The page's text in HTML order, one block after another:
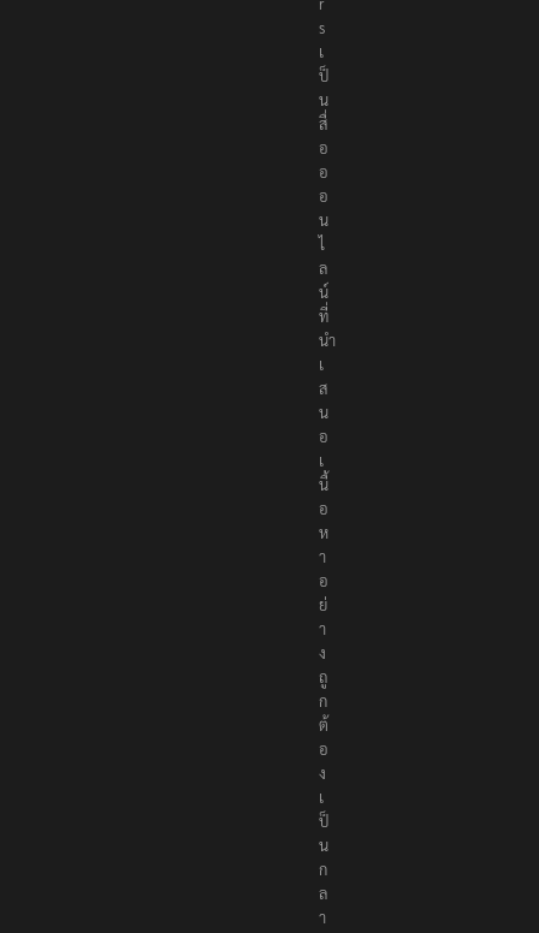
t
e
r
s
เ
ป็
น
สื่
อ
อ
อ
น
ไ
ล
น์
ที่
นำ
เ
ส
น
อ
เ
นื้
อ
ห
า
อ
ย่
า
ง
ถู
ก
ต้
อ
ง
เ
ป็
น
ก